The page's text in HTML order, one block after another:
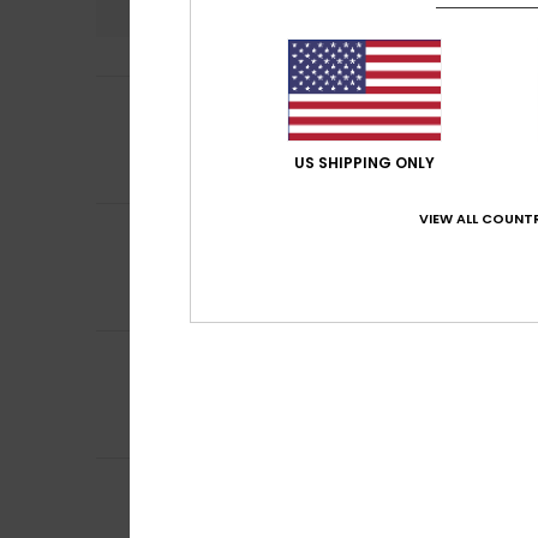
Gaelle
a bit big
Comfort
US SHIPPING ONLY
VIEW ALL